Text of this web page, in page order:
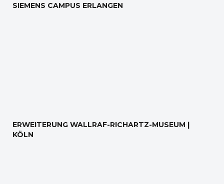
SIEMENS CAMPUS ERLANGEN
ERWEITERUNG WALLRAF-RICHARTZ-MUSEUM |
KÖLN